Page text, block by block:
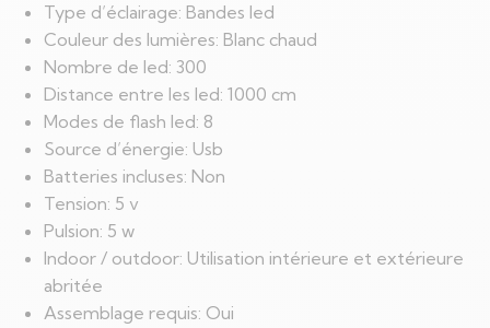
Type d’éclairage: Bandes led
Couleur des lumières: Blanc chaud
Nombre de led: 300
Distance entre les led: 1000 cm
Modes de flash led: 8
Source d’énergie: Usb
Batteries incluses: Non
Tension: 5 v
Pulsion: 5 w
Indoor / outdoor: Utilisation intérieure et extérieure
abritée
Assemblage requis: Oui